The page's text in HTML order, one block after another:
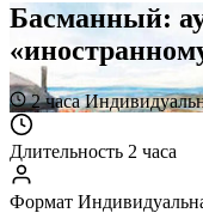
Басманный:
2 часа
Длительность 2 часа
Формат